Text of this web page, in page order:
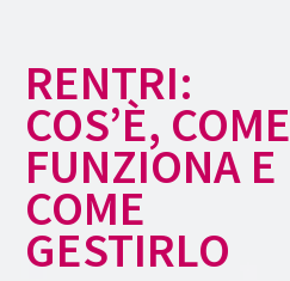
RENTRI:
COS’È, COME
FUNZIONA E
COME
GESTIRLO